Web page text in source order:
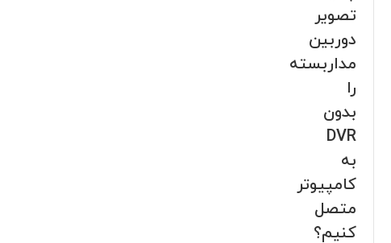
تصویر
دوربین
مداربسته
را
بدون
DVR
به
کامپیوتر
متصل
کنیم؟